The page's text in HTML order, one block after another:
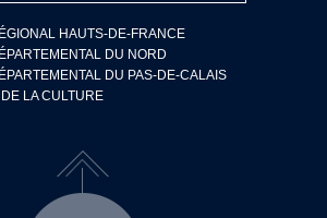
HAUTS-DE-FRANCE
DU NORD
DU PAS-DE-CALAIS
LA CULTURE